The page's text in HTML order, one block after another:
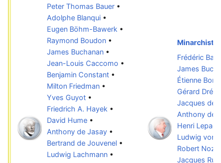
Peter Thomas Bauer •
Adolphe Blanqui •
Eugen Böhm-Bawerk •
Raymond Boudon •
James Buchanan •
Jean-Louis Caccomo •
Benjamin Constant •
Milton Friedman •
Yves Guyot •
Friedrich A. Hayek •
David Hume •
Anthony de Jasay •
Bertrand de Jouvenel •
Ludwig Lachmann •
Frédéric
James
Étienne
Gérard Dréan
Jacques de
Anthony de
Henri Lepage
Ludwig von
Robert
Jacques